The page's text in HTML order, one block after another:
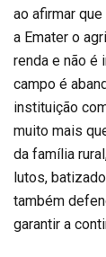
ao afirmar
a Emater o
renda e não é
campo é
instituição
muito mais
da família
lutos,
também
garantir a